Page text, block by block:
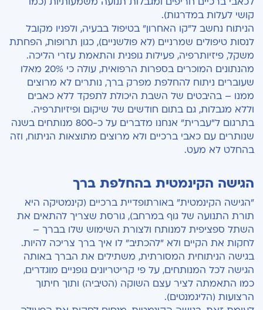
קושי לעלות במדרגות).
הניתוח נחשב ל"קו האחרון" בטיפול בבעיה, ולפניו מקובל
לנסות טיפולים שמרניים (לא פולשניים), כגון תרופות, הפחתת
משקל, פיזיותרפיה, פעילות גופנית והתאמת עזרי הליכה.
מהנתונים המוכרים בספרות הרפואית, עולה כי 20% מאלו
שעוברים ניתוח להחלפת מפרק ברך, נותרים לא מרוצים
ממנו – בהיבטים של השבת היכולת לתפקד ללא כאבים
וללא מגבלות, גם בתום חודשים של שיקום ופיזיותרפיה.
בתרגום ל"עברית" אנחנו מדברים על כ-800 מנותחים בשנה
שנותרים עם כאבי ברכיים ולא מרוצים מתוצאות הניתוח, וזה
בהחלט לא מעט.
הגישה הקינמטית בהחלפת ברך
"הגישה הקינמטית" באורתופדיית ברכיים (קינמטיקה היא
תורת התנועה של גוף במרחב), גורסת שצריך להתאים את
השתל ספציפית למנותח ולצורת השימוש שלו בברך –
לחקות את הקיים ולא "להכתיב" לו איך ברך צריכה להיות.
בגישה הניתוחית המסורתית, משתילים את הברך באותה
הגישה לכל המנותחים, על פי קריטריונים גופניים מוגדרים,
כמו התאמתה לציר עצם השוקה (הטיביה) ותוך חיתוך
הרצועות (הליגמנטים).